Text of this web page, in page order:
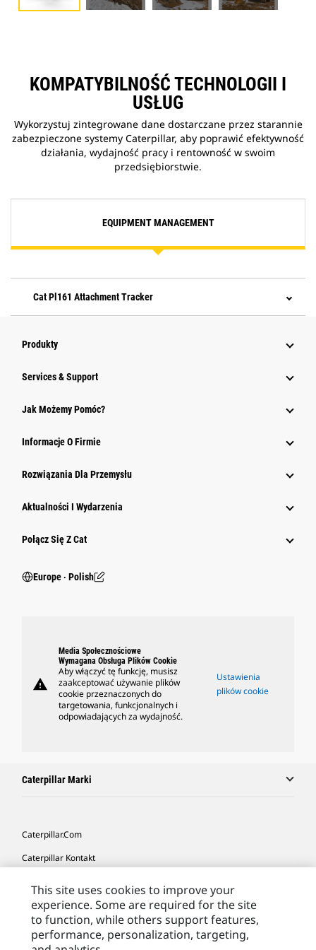
KOMPATYBILNOŚĆ TECHNOLOGII I
USŁUG
Wykorzystuj zintegrowane dane dostarczane przez starannie
zabezpieczone systemy Caterpillar, aby poprawić efektywność
działania, wydajność pracy i rentowność w swoim
przedsiębiorstwie.
EQUIPMENT MANAGEMENT
Cat Pl161 Attachment Tracker
Produkty
Services & Support
Jak Możemy Pomóc?
Informacje O Firmie
Rozwiązania Dla Przemysłu
Aktualności I Wydarzenia
Połącz Się Z Cat
Europe ‧ Polish
warning
Media Społecznościowe
Wymagana Obsługa Plików Cookie
Aby włączyć tę funkcję, musisz
zaakceptować używanie plików
cookie przeznaczonych do
targetowania, funkcjonalnych i
odpowiadających za wydajność.
Ustawienia
plików cookie
Caterpillar Marki
Caterpillar.com
Caterpillar Kontakt
Moje Preferencje Marketingowe
Site Map
This site uses cookies to improve your
experience. Some are required for the site
to function, while others support features,
performance, personalization, targeting,